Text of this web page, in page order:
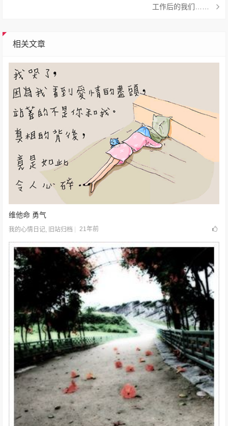
工作后的我们……
相关文章
维他命 勇气
我的心情日记, 旧站归档 21年前